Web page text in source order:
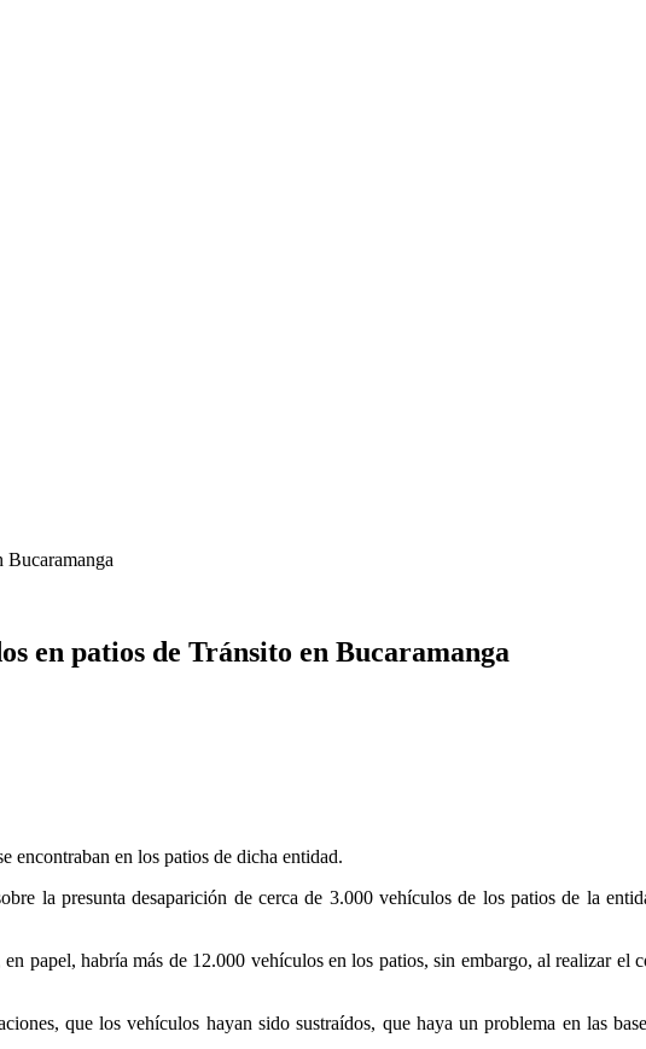
Bucaramanga
en patios de Tránsito en Bucaramanga
encontraban en los patios de dicha entidad.
la presunta desaparición de cerca de 3.000 vehículos de los patios de la
papel, habría más de 12.000 vehículos en los patios, sin embargo, al realizar el
que los vehículos hayan sido sustraídos, que haya un problema en las